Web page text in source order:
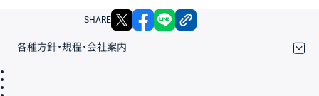
SHARE X facebook
各種方針・規程・会社案内